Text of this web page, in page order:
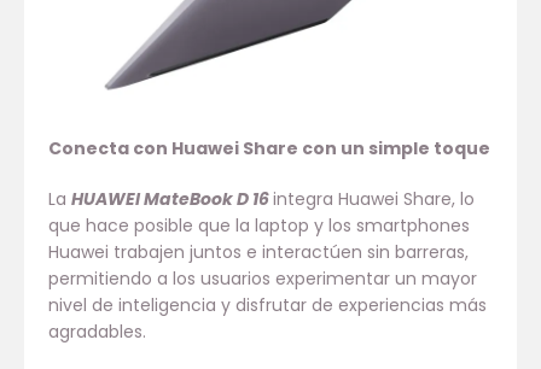
Conecta con Huawei Share con un simple toque
La HUAWEI MateBook D 16integra Huawei Share, lo
que hace posible que la laptop y los smartphones
Huawei trabajen juntos e interactúen sin barreras,
permitiendo a los usuarios experimentar un mayor
nivel de inteligencia y disfrutar de experiencias más
agradables.